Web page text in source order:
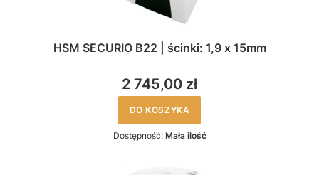
HSM SECURIO B22 | ścinki: 1,9 x 15mm
2 745,00 zł
DO KOSZYKA
Dostępność: Mała ilość